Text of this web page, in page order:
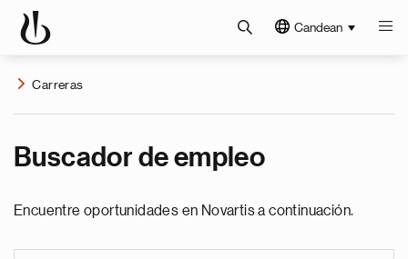
Candean
Carreras
Buscador de empleo
Encuentre oportunidades en Novartis a continuación.